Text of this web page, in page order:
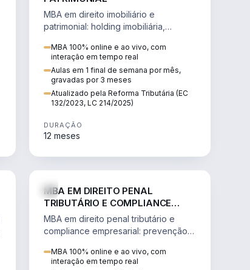
MBA em direito imobiliário e
patrimonial: holding imobiliária,
contratos e impactos da Reforma
Tributária.
MBA 100% online e ao vivo, com
interação em tempo real
Aulas em 1 final de semana por mês,
gravadas por 3 meses
Atualizado pela Reforma Tributária (EC
132/2023, LC 214/2025)
DURAÇÃO
12 meses
MBA EM DIREITO PENAL
TRIBUTÁRIO E COMPLIANCE
EMPRESARIAL
MBA em direito penal tributário e
compliance empresarial: prevenção à
tributários e auditoria.
MBA 100% online e ao vivo, com
interação em tempo real